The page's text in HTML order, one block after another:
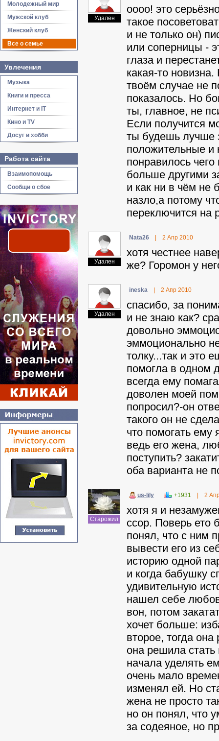
Молодежный мир
Мужской клуб
Женский клуб
Все о семье
Увлечения
Музыка
Книги и пресса
Интернет и IT
Кино и TV
Досуг и хобби
Работа сайта
Взаимопомощь
Сообщи о сбое
Удален
оооо! это
такое
и не только он)
или соперницы -
глаза и
какая-то
твоём случае не
показалось. Но
ты, главное, не
Если получится
ты будешь лучше
положительные и
понравилось
больше другими
и как ни в чём не
назло,а потому
переключится на
Удален
Nata26 2 Апр 2010
хотя честнее
же? Горомон у
Удален
ineska 2 Апр 2010
спасибо, за
и не знаю как?
довольно
эммоционально
толку...так и это
помогла в одном
всегда ему
доволен моей
попросил?-он
такого он не
что помогать ему
ведь его жена,
поступить?
оба варианта не
Старожил
us-lily +1931 2
хотя я и
ссор. Поверь ето
понял, что с ним
вывести его из
историю одной
и когда бабушку
удивительную
нашел себе
вон, потом
хочет больше:
второе, тогда
она решила
начала уделять
очень мало
изменял ей. Но
жена не просто
но он понял, что
за содеяное, но